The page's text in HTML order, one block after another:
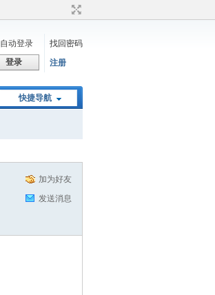
自动登录
找回密码
登录 注册
快捷导航
加为好友
发送消息